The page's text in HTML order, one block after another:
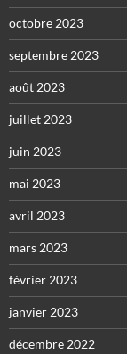
octobre 2023
septembre 2023
août 2023
juillet 2023
juin 2023
mai 2023
avril 2023
mars 2023
février 2023
janvier 2023
décembre 2022